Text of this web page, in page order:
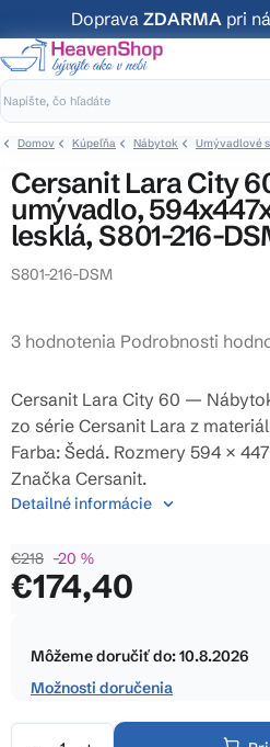
na
obsah
Doprava ZDARMA pri
Domov Kúpeľňa Nábytok Umývadlové
Cersanit Lara City
umývadlo,
lesklá, S801-216-
S801-216-DSM
Priemerné
produktu
je
4,7
z
5
3 hodnotenia Podrobnosti
€218 –20 %
€174,40
cena:
Môžeme doručiť do:10.8.2026
Možnosti doručenia
Cersanit Lara City 60 —
zo série Cersanit Lara z
Farba: Šedá. Rozmery 594 ×
Značka Cersanit.
Detailné informácie